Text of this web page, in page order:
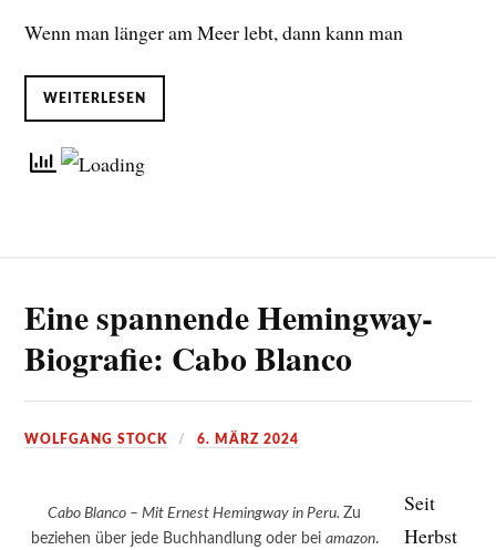
Wenn man länger am Meer lebt, dann kann man
WEITERLESEN
Eine spannende Hemingway-
Biografie: Cabo Blanco
WOLFGANG STOCK 6. MÄRZ 2024
Cabo Blanco – Mit Ernest Hemingway in Peru.Zu
beziehen über jede Buchhandlung oder bei amazon.
Seit
Herbst